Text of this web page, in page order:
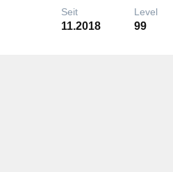
Seit
11.2018
Level
99